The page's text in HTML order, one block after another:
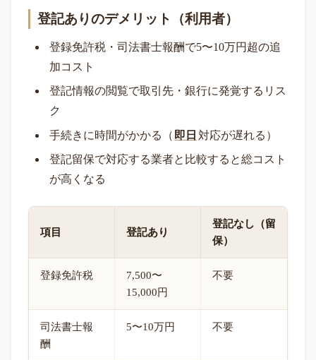
登記ありのデメリット（利用者）
登録免許税・司法書士報酬で5〜10万円超の追
加コスト
登記情報の閲覧で取引先・銀行に発覚するリス
ク
手続きに時間がかかる（ 即日 対応が遅れる）
登記留保で対応する業者と比較すると総コスト
が高くなる
項目 登記あり
登記なし（留
保）
登録免許税
7,500〜
15,000円
不要
司法書士報
酬
5〜10万円 不要